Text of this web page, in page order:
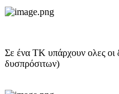
Σε ένα ΤΚ υπάρχουν ολες οι
δυσπρόσιτων)